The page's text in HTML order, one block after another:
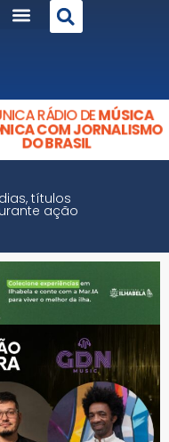
RÁDIO DEMÚSICA
COM JORNALISMO
DO BRASIL
títulos
ação